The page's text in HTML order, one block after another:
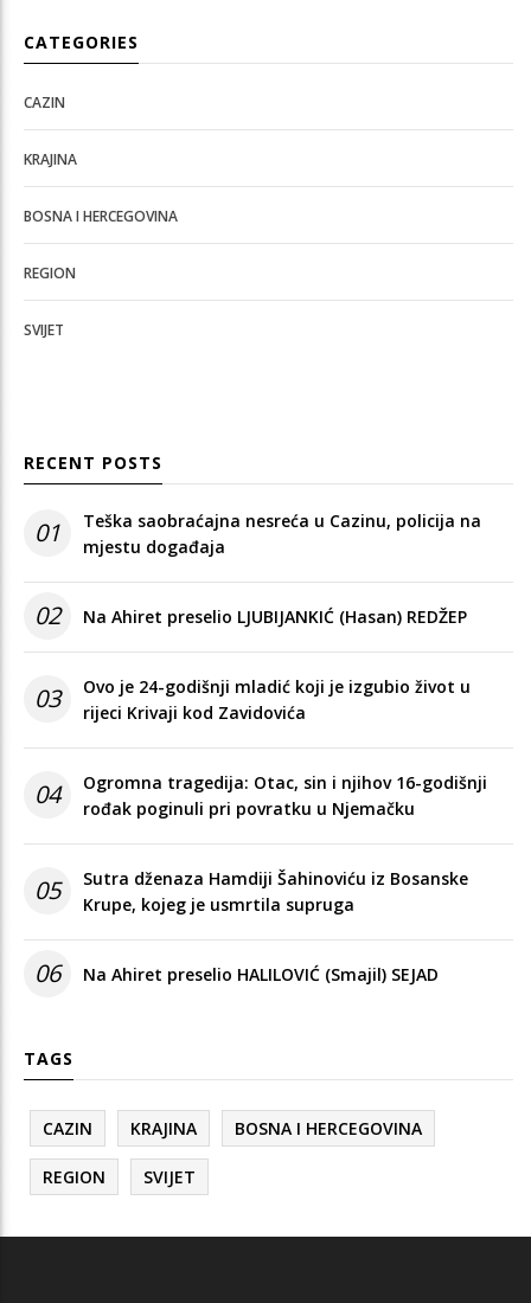
CATEGORIES
CAZIN
KRAJINA
BOSNA I HERCEGOVINA
REGION
SVIJET
RECENT POSTS
01
Teška saobraćajna nesreća u Cazinu, policija na
mjestu događaja
02 Na Ahiret preselio LJUBIJANKIĆ (Hasan) REDŽEP
03
Ovo je 24-godišnji mladić koji je izgubio život u
rijeci Krivaji kod Zavidovića
04
Ogromna tragedija: Otac, sin i njihov 16-godišnji
rođak poginuli pri povratku u Njemačku
05
Sutra dženaza Hamdiji Šahinoviću iz Bosanske
Krupe, kojeg je usmrtila supruga
06 Na Ahiret preselio HALILOVIĆ (Smajil) SEJAD
TAGS
CAZIN KRAJINA BOSNA I HERCEGOVINA
REGION SVIJET